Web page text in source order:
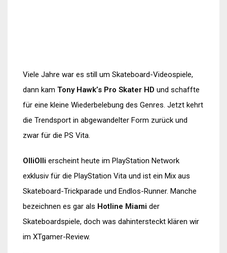
Viele Jahre war es still um Skateboard-Videospiele,
dann kam Tony Hawk’s Pro Skater HD und schaffte
für eine kleine Wiederbelebung des Genres. Jetzt kehrt
die Trendsport in abgewandelter Form zurück und
zwar für die PS Vita.
OlliOlli erscheint heute im PlayStation Network
exklusiv für die PlayStation Vita und ist ein Mix aus
Skateboard-Trickparade und Endlos-Runner. Manche
bezeichnen es gar als Hotline Miami der
Skateboardspiele, doch was dahintersteckt klären wir
im XTgamer-Review.